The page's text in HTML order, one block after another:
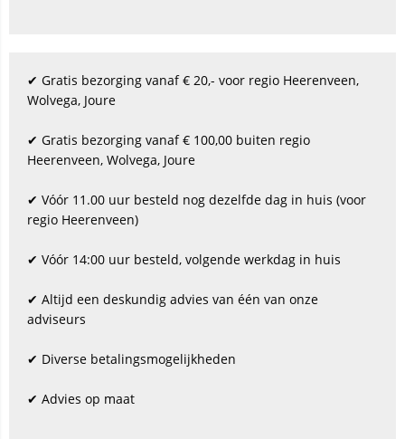
✔ Gratis bezorging vanaf € 20,- voor regio Heerenveen,
Wolvega, Joure
✔ Gratis bezorging vanaf € 100,00 buiten regio
Heerenveen, Wolvega, Joure
✔ Vóór 11.00 uur besteld nog dezelfde dag in huis (voor
regio Heerenveen)
✔ Vóór 14:00 uur besteld, volgende werkdag in huis
✔ Altijd een deskundig advies van één van onze
adviseurs
✔ Diverse betalingsmogelijkheden
✔ Advies op maat